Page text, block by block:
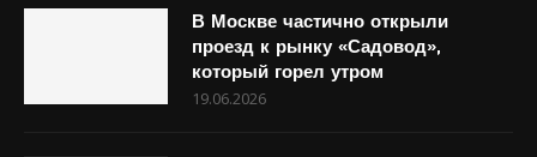
В Москве частично открыли
проезд к рынку «Садовод»,
который горел утром
19.06.2026